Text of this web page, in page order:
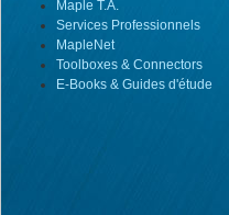
Maple T.A.
Services Professionnels
MapleNet
Toolboxes & Connectors
E-Books & Guides d'étude